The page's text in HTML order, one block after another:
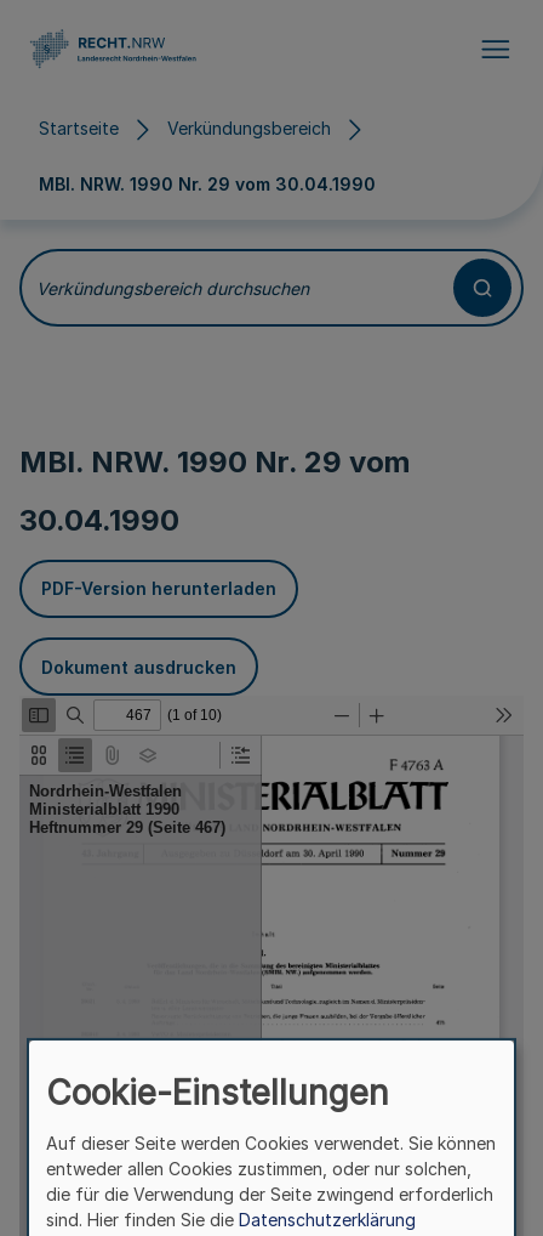
Startseite Verkündungsbereich
MBl. NRW. 1990 Nr. 29 vom 30.04.1990
Verkündungsbereich durchsuchen
MBl. NRW. 1990 Nr. 29 vom
30.04.1990
PDF-Version herunterladen
Dokument ausdrucken
Cookie-Einstellungen
Auf dieser Seite werden Cookies verwendet. Sie können
entweder allen Cookies zustimmen, oder nur solchen,
die für die Verwendung der Seite zwingend erforderlich
sind. Hier finden Sie die Datenschutzerklärung